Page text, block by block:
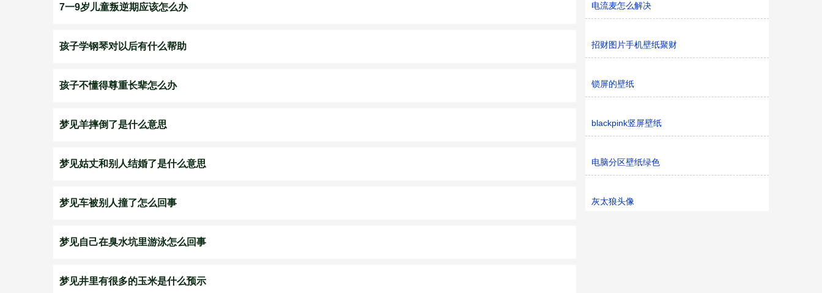
7一9岁儿童叛逆期应该怎么办
孩子学钢琴对以后有什么帮助
孩子不懂得尊重长辈怎么办
梦见羊摔倒了是什么意思
梦见姑丈和别人结婚了是什么意思
梦见车被别人撞了怎么回事
梦见自己在臭水坑里游泳怎么回事
梦见井里有很多的玉米是什么预示
电流麦怎么解决
招财图片手机壁纸聚财
锁屏的壁纸
blackpink竖屏壁纸
电脑分区壁纸绿色
灰太狼头像